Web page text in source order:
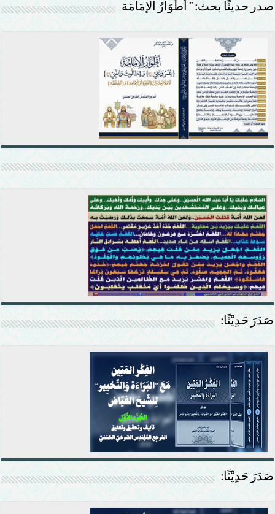
صدر حديثًا بحث: ” أَطْوَارُ الإمَامَة
صَدَرَ حَدِيْثًا:
صَدَرَ حَدِيْثًا: